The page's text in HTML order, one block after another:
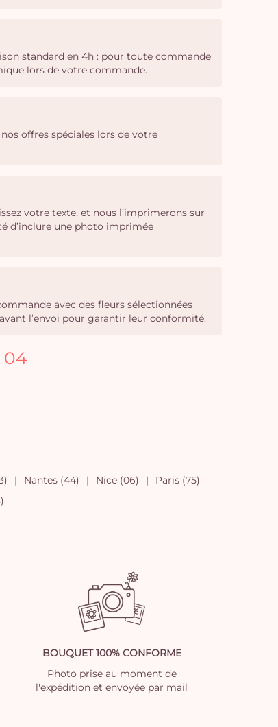
standard en 4h : pour toute commande
lors de votre commande.
offres spéciales lors de votre
votre texte, et nous l’imprimerons sur
d’inclure une photo imprimée
avec des fleurs sélectionnées
l’envoi pour garantir leur conformité.
04
Nantes (44) Nice (06)
Paris (75)
BOUQUET 100% CONFORME
Photo prise au moment de
l'expédition et envoyée par mail